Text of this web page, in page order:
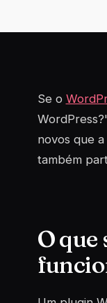
Se o
novos que
também
O